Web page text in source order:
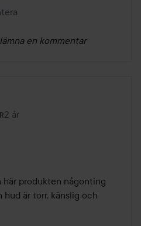
en kommentar
Lyko Creator.
2 år
Inlägget skapades 2 år
här produkten någonting
är torr, känslig och